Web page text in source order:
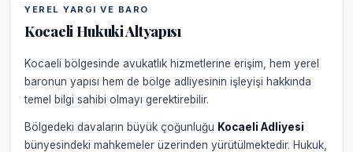
YEREL YARGI VE BARO
Kocaeli Hukuki Altyapısı
Kocaeli bölgesinde avukatlık hizmetlerine erişim, hem yerel
baronun yapısı hem de bölge adliyesinin işleyişi hakkında
temel bilgi sahibi olmayı gerektirebilir.
Bölgedeki davaların büyük çoğunluğu Kocaeli Adliyesi
bünyesindeki mahkemeler üzerinden yürütülmektedir. Hukuk,